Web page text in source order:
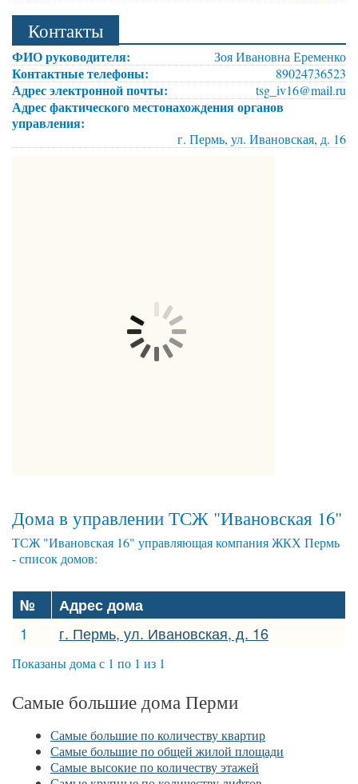
Контакты
ФИО руководителя: Зоя Ивановна Еременко
Контактные телефоны: 89024736523
Адрес электронной почты: tsg_iv16@mail.ru
Адрес фактического местонахождения органов
управления:
г. Пермь, ул. Ивановская, д. 16
Дома в управлении ТСЖ "Ивановская 16"
ТСЖ "Ивановская 16" управляющая компания ЖКХ Пермь
- список домов:
№
Адрес дома
1
г. Пермь, ул. Ивановская, д. 16
Показаны дома с 1 по 1 из 1
Самые большие дома Перми
Самые большие по количеству квартир
Самые большие по общей жилой площади
Самые высокие по количеству этажей